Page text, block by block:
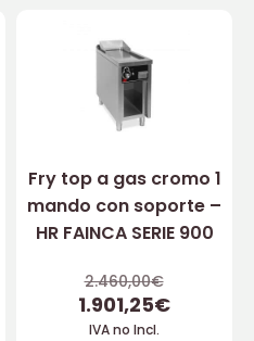
Fry top a gas cromo 1
mando con soporte –
HR FAINCA SERIE 900
2.460,00€
1.901,25€
IVA no Incl.